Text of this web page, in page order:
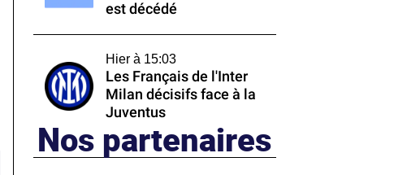
est décédé
Hier à 15:03
Les Français de l'Inter
Milan décisifs face à la
Juventus
Nos partenaires